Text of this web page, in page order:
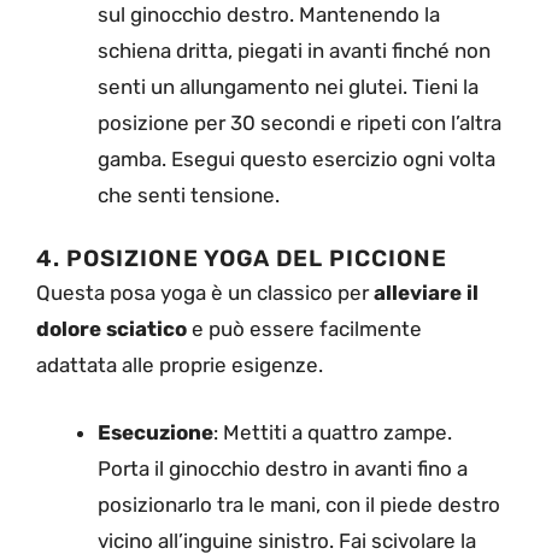
sul ginocchio destro. Mantenendo la
schiena dritta, piegati in avanti finché non
senti un allungamento nei glutei. Tieni la
posizione per 30 secondi e ripeti con l’altra
gamba. Esegui questo esercizio ogni volta
che senti tensione.
4. POSIZIONE YOGA DEL PICCIONE
Questa posa yoga è un classico peralleviare il
dolore sciatico e può essere facilmente
adattata alle proprie esigenze.
Esecuzione: Mettiti a quattro zampe.
Porta il ginocchio destro in avanti fino a
posizionarlo tra le mani, con il piede destro
vicino all’inguine sinistro. Fai scivolare la